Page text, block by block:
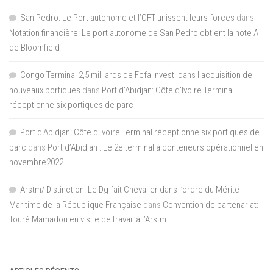
San Pedro: Le Port autonome et l’OFT unissent leurs forces dans
Notation financière: Le port autonome de San Pedro obtient la note A
de Bloomfield
Congo Terminal 2,5 milliards de Fcfa investi dans l’acquisition de
nouveaux portiques dans Port d’Abidjan: Côte d’Ivoire Terminal
réceptionne six portiques de parc
Port d'Abidjan: Côte d’Ivoire Terminal réceptionne six portiques de
parc dans Port d’Abidjan : Le 2e terminal à conteneurs opérationnel en
novembre2022
Arstm/ Distinction: Le Dg fait Chevalier dans l’ordre du Mérite
Maritime de la République Française dans Convention de partenariat:
Touré Mamadou en visite de travail à l’Arstm